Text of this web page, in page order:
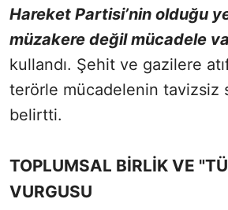
Hareket Partisi’nin olduğu
müzakere değil mücadele
kullandı. Şehit ve gazilere
terörle mücadelenin tavizsiz
belirtti.
TOPLUMSAL BİRLİK VE
VURGUSU